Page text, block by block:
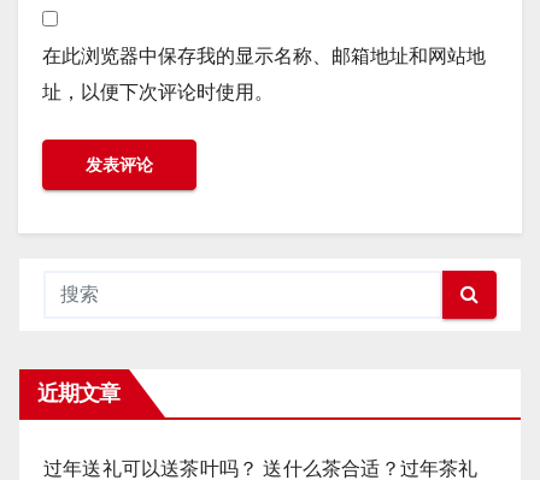
在此浏览器中保存我的显示名称、邮箱地址和网站地
址，以便下次评论时使用。
近期文章
过年送礼可以送茶叶吗？ 送什么茶合适？过年茶礼